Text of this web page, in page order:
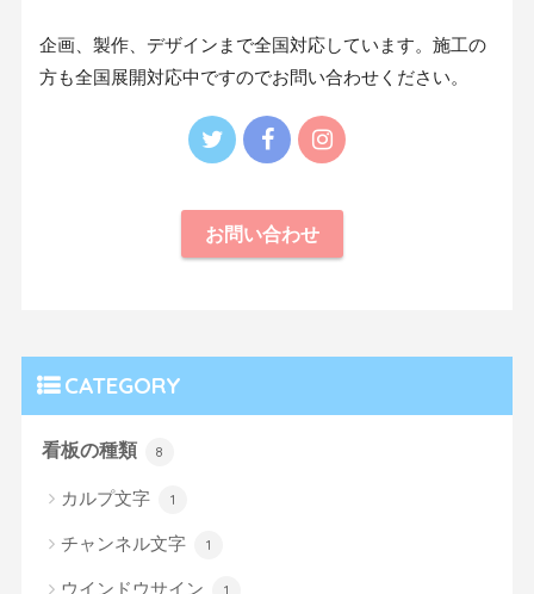
企画、製作、デザインまで全国対応しています。施工の
方も全国展開対応中ですのでお問い合わせください。
お問い合わせ
CATEGORY
看板の種類 8
カルプ文字 1
チャンネル文字 1
ウインドウサイン 1